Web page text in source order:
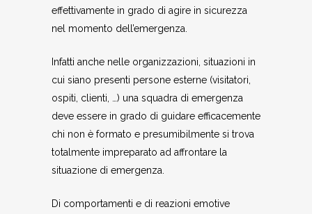
effettivamente in grado di agire in sicurezza
nel momento dell’emergenza.
Infatti anche nelle organizzazioni, situazioni in
cui siano presenti persone esterne (visitatori,
ospiti, clienti, …) una squadra di emergenza
deve essere in grado di guidare efficacemente
chi non è formato e presumibilmente si trova
totalmente impreparato ad affrontare la
situazione di emergenza.
Di comportamenti e di reazioni emotive